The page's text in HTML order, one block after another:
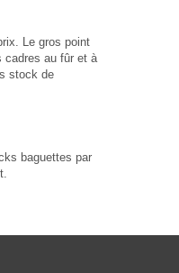
Le gros point
cadres au fûr et à
stock de
baguettes par